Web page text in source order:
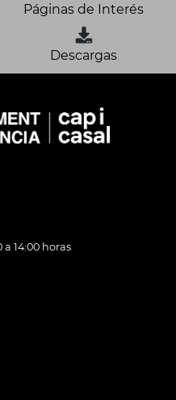
Páginas de Interés
Descargas
a 14:00 horas